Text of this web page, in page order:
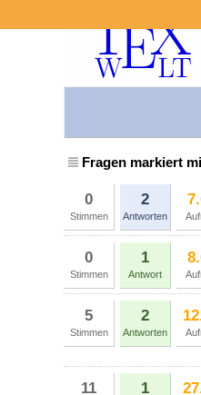
Fragen markiert
0
Stimmen
2
Antworten
0
Stimmen
1
Antwort
5
Stimmen
2
Antworten
11 1